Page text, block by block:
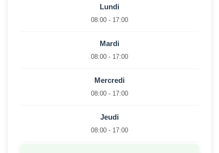
Lundi
08:00 - 17:00
Mardi
08:00 - 17:00
Mercredi
08:00 - 17:00
Jeudi
08:00 - 17:00